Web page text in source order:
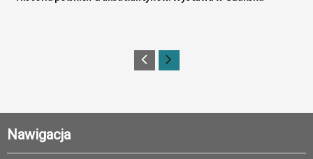
Nawigacja